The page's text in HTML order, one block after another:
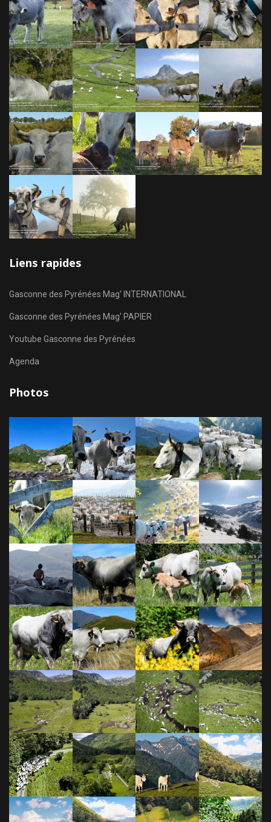
Liens rapides
Gasconne des Pyrénées Mag' INTERNATIONAL
Gasconne des Pyrénées Mag' PAPIER
Youtube Gasconne des Pyrénées
Agenda
Photos